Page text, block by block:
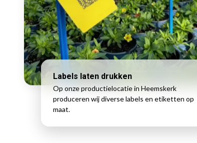
Labels laten drukken
Op onze productielocatie in Heemskerk
produceren wij diverse labels en etiketten op
maat.